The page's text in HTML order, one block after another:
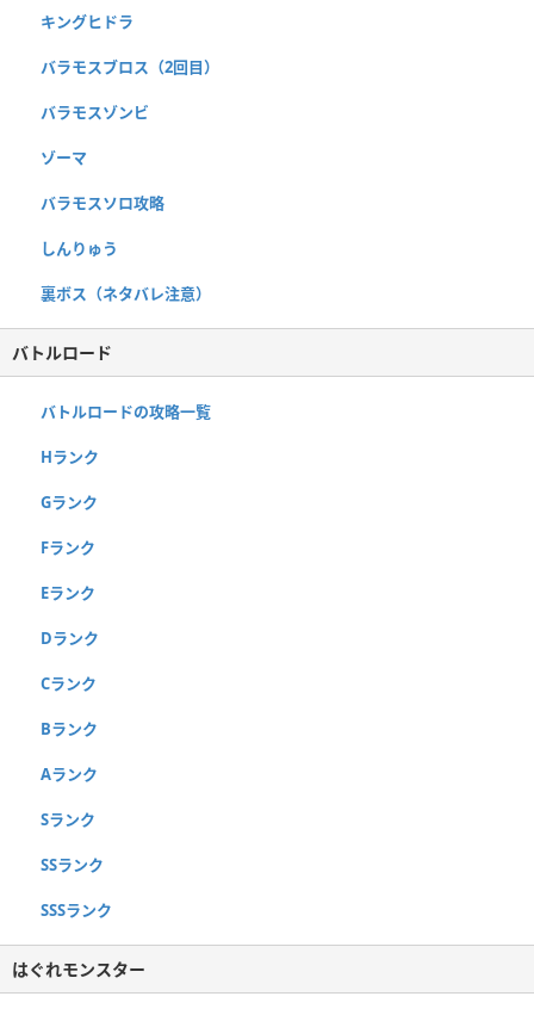
キングヒドラ
バラモスブロス（2回目）
バラモスゾンビ
ゾーマ
バラモスソロ攻略
しんりゅう
裏ボス（ネタバレ注意）
バトルロード
バトルロードの攻略一覧
Hランク
Gランク
Fランク
Eランク
Dランク
Cランク
Bランク
Aランク
Sランク
SSランク
SSSランク
はぐれモンスター